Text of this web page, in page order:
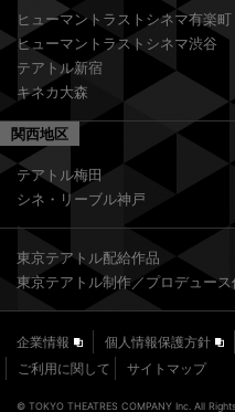
ヒューマントラストシネマ有楽町
ヒューマントラストシネマ渋谷
テアトル新宿
キネカ大森
関西地区
テアトル梅田
シネ・リーブル神戸
東京テアトル配給作品
東京テアトル制作／プロデュース
企業情報 個人情報保護方針
ご利用に関して
サイトマップ
© TOKYO THEATRES COMPANY Inc. All